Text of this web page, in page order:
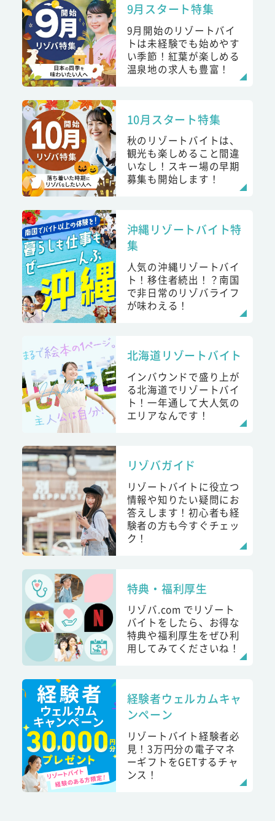
9月スタート特集
9月開始のリゾートバイ
トは未経験でも始めやす
い季節！紅葉が楽しめる
温泉地の求人も豊富！
10月スタート特集
秋のリゾートバイトは、
観光も楽しめること間違
いなし！スキー場の早期
募集も開始します！
沖縄リゾートバイト特
集
人気の沖縄リゾートバイ
ト！移住者続出！？南国
で非日常のリゾバライフ
が味わえる！
北海道リゾートバイト
インバウンドで盛り上が
る北海道でリゾートバイ
ト！一年通して大人気の
エリアなんです！
リゾバガイド
リゾートバイトに役立つ
情報や知りたい疑問にお
答えします！初心者も経
験者の方も今すぐチェッ
ク！
特典・福利厚生
リゾバ.com でリゾート
バイトをしたら、お得な
特典や福利厚生をぜひ利
用してみてくださいね！
経験者ウェルカムキャ
ンペーン
リゾートバイト経験者必
見！3万円分の電子マネ
ーギフトをGETするチャ
ンス！